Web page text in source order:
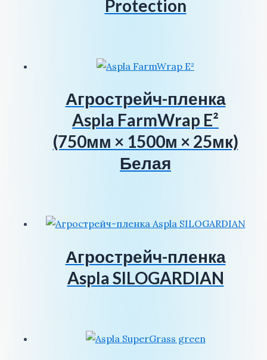
Protection
Агрострейч-пленка
Aspla FarmWrap E²
(750мм × 1500м × 25мк)
Белая
Агрострейч-пленка
Aspla SILOGARDIAN